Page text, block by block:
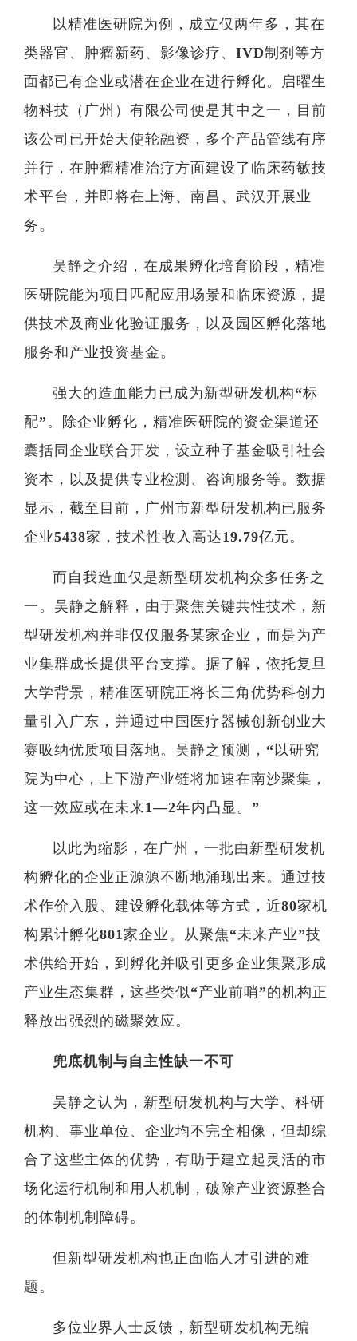
单细胞
分子与
类器官
以精准医研院为例，成立仅两年多，其在
类器官、肿瘤新药、影像诊疗、IVD制剂等方
面都已有企业或潜在企业在进行孵化。启曜生
物科技（广州）有限公司便是其中之一，目前
该公司已开始天使轮融资，多个产品管线有序
并行，在肿瘤精准治疗方面建设了临床药敏技
术平台，并即将在上海、南昌、武汉开展业
务。
吴静之介绍，在成果孵化培育阶段，精准
医研院能为项目匹配应用场景和临床资源，提
供技术及商业化验证服务，以及园区孵化落地
服务和产业投资基金。
强大的造血能力已成为新型研发机构“标
配”。除企业孵化，精准医研院的资金渠道还
囊括同企业联合开发，设立种子基金吸引社会
资本，以及提供专业检测、咨询服务等。数据
显示，截至目前，广州市新型研发机构已服务
企业5438家，技术性收入高达19.79亿元。
而自我造血仅是新型研发机构众多任务之
一。吴静之解释，由于聚焦关键共性技术，新
型研发机构并非仅仅服务某家企业，而是为产
业集群成长提供平台支撑。据了解，依托复旦
大学背景，精准医研院正将长三角优势科创力
量引入广东，并通过中国医疗器械创新创业大
赛吸纳优质项目落地。吴静之预测，“以研究
院为中心，上下游产业链将加速在南沙聚集，
这一效应或在未来1—2年内凸显。”
以此为缩影，在广州，一批由新型研发机
构孵化的企业正源源不断地涌现出来。通过技
术作价入股、建设孵化载体等方式，近80家机
构累计孵化801家企业。从聚焦“未来产业”技
术供给开始，到孵化并吸引更多企业集聚形成
产业生态集群，这些类似“产业前哨”的机构正
释放出强烈的磁聚效应。
兜底机制与自主性缺一不可
吴静之认为，新型研发机构与大学、科研
机构、事业单位、企业均不完全相像，但却综
合了这些主体的优势，有助于建立起灵活的市
场化运行机制和用人机制，破除产业资源整合
的体制机制障碍。
但新型研发机构也正面临人才引进的难
题。
多位业界人士反馈，新型研发机构无编